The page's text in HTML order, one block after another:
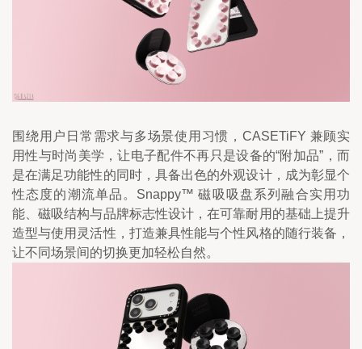
围绕用户日常需求与多场景使用习惯，CASETiFY 兼顾实
用性与时尚美学，让电子配件不再只是设备的“附加品”，而
是在满足功能性的同时，具备出色的外观设计，成为彰显个
性态度的潮流单品。Snappy™ 磁吸吸盘系列融合实用功
能、磁吸结构与品牌标志性设计，在可靠耐用的基础上提升
造型与使用灵活性，打造兼具性能与个性风格的随行装备，
让不同场景间的切换更加轻松自然。